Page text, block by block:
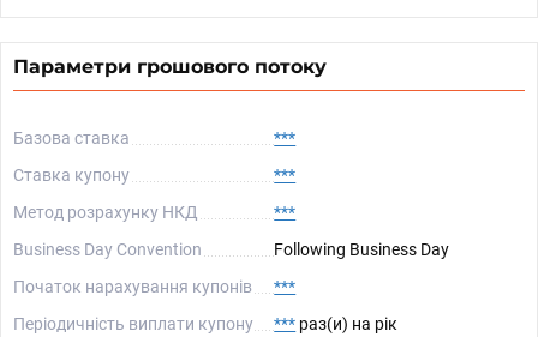
Параметри грошового потоку
Базова ставка
***
Ставка купону
***
Метод розрахунку НКД
***
Business Day Convention
Following Business Day
Початок нарахування купонів
***
Періодичність виплати купону
*** раз(и) на рік